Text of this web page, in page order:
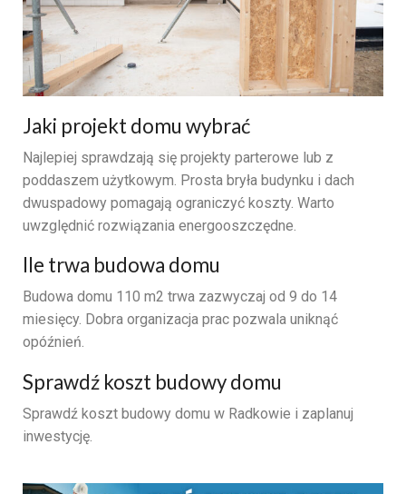
Jaki projekt domu wybrać
Najlepiej sprawdzają się projekty parterowe lub z
poddaszem użytkowym. Prosta bryła budynku i dach
dwuspadowy pomagają ograniczyć koszty. Warto
uwzględnić rozwiązania energooszczędne.
Ile trwa budowa domu
Budowa domu 110 m2 trwa zazwyczaj od 9 do 14
miesięcy. Dobra organizacja prac pozwala uniknąć
opóźnień.
Sprawdź koszt budowy domu
Sprawdź koszt budowy domu w Radkowie i zaplanuj
inwestycję.